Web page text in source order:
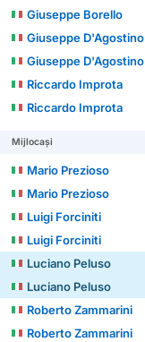
Giuseppe Borello
Giuseppe D'Agostino
Giuseppe D'Agostino
Riccardo Improta
Riccardo Improta
Mijlocași
Mario Prezioso
Mario Prezioso
Luigi Forciniti
Luigi Forciniti
Luciano Peluso
Luciano Peluso
Roberto Zammarini
Roberto Zammarini